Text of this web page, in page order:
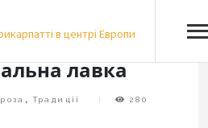
в центрі Европи
лавка
,Традиції 280